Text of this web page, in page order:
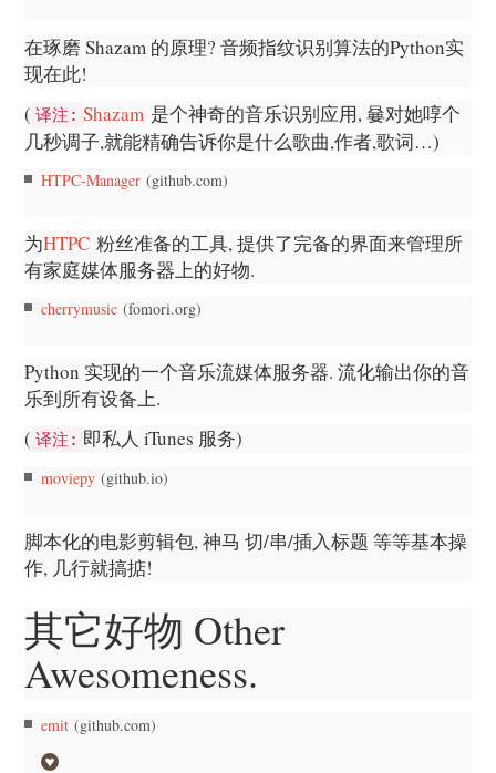
在琢磨 Shazam 的原理? 音频指纹识别算法的Python实
现在此!
( 译注: Shazam 是个神奇的音乐识别应用, 嘦对她啍个
几秒调子,就能精确告诉你是什么歌曲,作者,歌词…)
HTPC-Manager (github.com)
为HTPC 粉丝准备的工具, 提供了完备的界面来管理所
有家庭媒体服务器上的好物.
cherrymusic (fomori.org)
Python 实现的一个音乐流媒体服务器. 流化输出你的音
乐到所有设备上.
( 译注: 即私人 iTunes 服务)
moviepy (github.io)
脚本化的电影剪辑包, 神马 切/串/插入标题 等等基本操
作, 几行就搞掂!
其它好物 Other
Awesomeness.
emit (github.com)